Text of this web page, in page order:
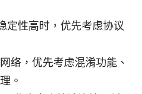
定性高时，优先考虑协议
络，优先考虑混淆功能、
。